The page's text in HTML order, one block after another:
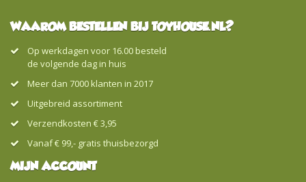
WAAROM BESTELLEN BIJ TOYHOUSE.NL?
Op werkdagen voor 16.00 besteld
de volgende dag in huis
Meer dan 7000 klanten in 2017
Uitgebreid assortiment
Verzendkosten € 3,95
Vanaf € 99,- gratis thuisbezorgd
MIJN ACCOUNT